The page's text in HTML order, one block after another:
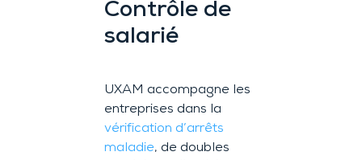
Contrôle de
salarié
UXAM accompagne les
entreprises dans la
vérification d’arrêts
maladie, de doubles